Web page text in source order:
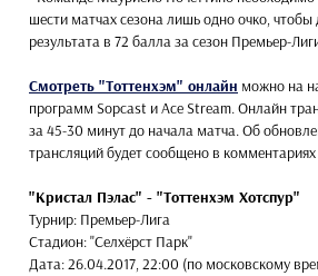
шести матчах сезона лишь одно очко, чтобы
результата в 72 балла за сезон Премьер-
Смотреть "Тоттенхэм" онлайн можно на
программ Sopcast и Ace Stream. Онлайн
за 45-30 минут до начала матча. Об
трансляций будет сообщено в комментариях
"Кристал Пэлас" - "Тоттенхэм Хотспур"
Турнир: Премьер-Лига
Стадион: "Селхёрст Парк"
Дата: 26.04.2017, 22:00 (по московскому